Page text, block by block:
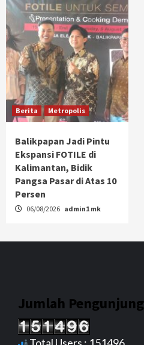
Berita Metropolis
Balikpapan Jadi Pintu
Ekspansi FOTILE di
Kalimantan, Bidik
Pangsa Pasar di Atas 10
Persen
06/08/2026 admin1 mk
Jumlah Pengunjung